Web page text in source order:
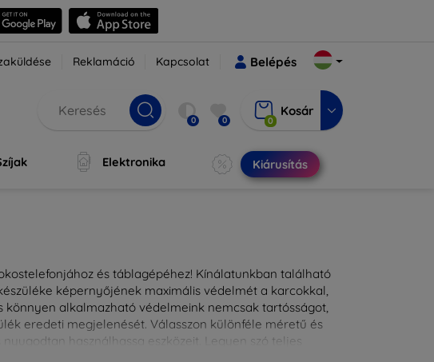
Reklamáció Kapcsolat Belépés
0 0 0
Kosár
Elektronika Kiárusítás
és táblagépéhez! Kínálatunkban található
képernyőjének maximális védelmét a karcokkal,
könnyen alkalmazható védelmeink nemcsak tartósságot,
eredeti megjelenését. Válasszon különféle méretű és
használhassa eszközeit. Legyen szó teljes